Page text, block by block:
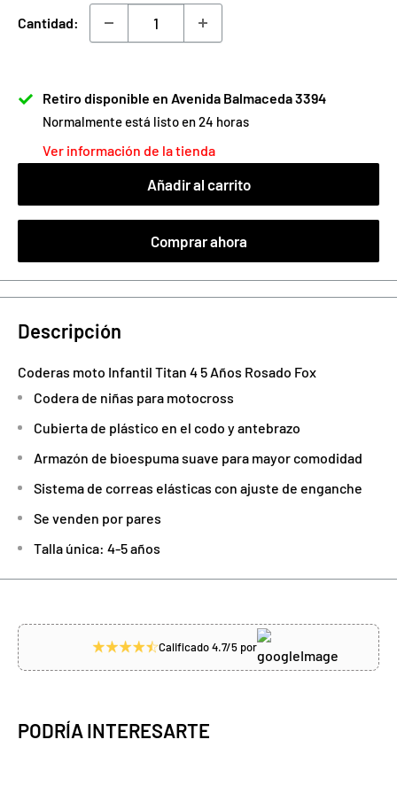
venta
Cantidad:
Retiro disponible en Avenida Balmaceda 3394
Normalmente está listo en 24 horas
Ver información de la tienda
Añadir al carrito
Comprar ahora
Descripción
Coderas moto Infantil Titan 4 5 Años Rosado Fox
Codera de niñas para motocross
Cubierta de plástico en el codo y antebrazo
Armazón de bioespuma suave para mayor comodidad
Sistema de correas elásticas con ajuste de enganche
Se venden por pares
Talla única: 4-5 años
Calificado 4.7/5 por
PODRÍA INTERESARTE